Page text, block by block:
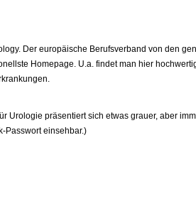
Der europäische Berufsverband von den
Homepage. U.a. findet man hier
Urologie präsentiert sich etwas grauer, aber
Passwort einsehbar.)